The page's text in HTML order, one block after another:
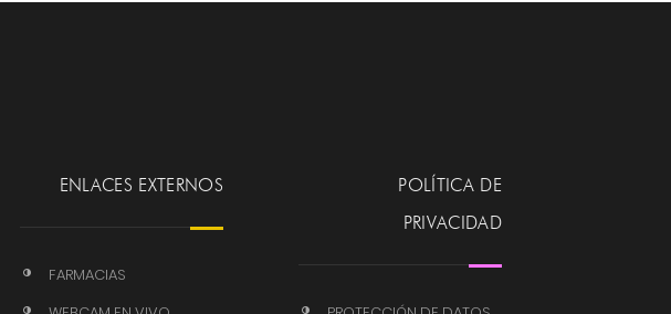
ENLACES EXTERNOS
FARMACIAS
POLÍTICA DE
PRIVACIDAD